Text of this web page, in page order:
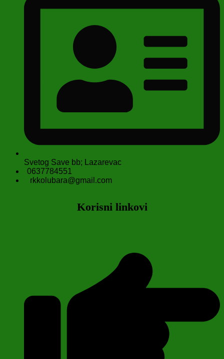
Svetog Save bb; Lazarevac
0637784551
rkkolubara@gmail.com
Korisni linkovi